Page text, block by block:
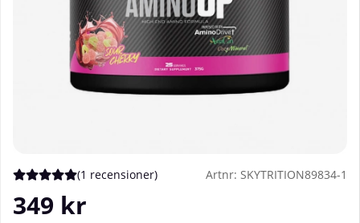
Medelbetyg 5 av 5 Antal betyg 1
(1 recensioner) Artnr: SKYTRITION89834-1
349 kr